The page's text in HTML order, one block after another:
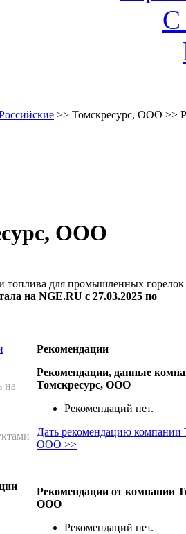
С
>> Томскресурс, ООО >>
ООО
топлива для промышленных горелок
на NGE.RU с 27.03.2025 по
на
Рекомендации
Рекомендации, данные
Томскресурс, ООО
Рекомендаций нет.
Дать рекомендацию компании
ООО >>
Рекомендации от компании
ООО
Рекомендаций нет.